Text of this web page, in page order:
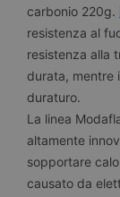
carbonio 220g.
resistenza al
resistenza alla
durata, mentre
duraturo.
La linea
altamente
sopportare
causato da